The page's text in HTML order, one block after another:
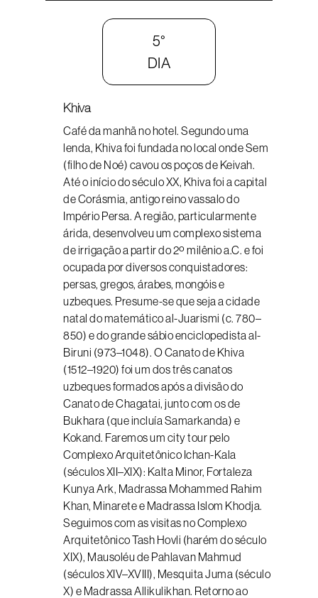
5°
DIA
Khiva
Café da manhã no hotel. Segundo uma
lenda, Khiva foi fundada no local onde Sem
(filho de Noé) cavou os poços de Keivah.
Até o início do século XX, Khiva foi a capital
de Corásmia, antigo reino vassalo do
Império Persa. A região, particularmente
árida, desenvolveu um complexo sistema
de irrigação a partir do 2º milênio a.C. e foi
ocupada por diversos conquistadores:
persas, gregos, árabes, mongóis e
uzbeques. Presume-se que seja a cidade
natal do matemático al-Juarismi (c. 780–
850) e do grande sábio enciclopedista al-
Biruni (973–1048). O Canato de Khiva
(1512–1920) foi um dos três canatos
uzbeques formados após a divisão do
Canato de Chagatai, junto com os de
Bukhara (que incluía Samarkanda) e
Kokand. Faremos um city tour pelo
Complexo Arquitetônico Ichan-Kala
(séculos XII–XIX): Kalta Minor, Fortaleza
Kunya Ark, Madrassa Mohammed Rahim
Khan, Minarete e Madrassa Islom Khodja.
Seguimos com as visitas no Complexo
Arquitetônico Tash Hovli (harém do século
XIX), Mausoléu de Pahlavan Mahmud
(séculos XIV–XVIII), Mesquita Juma (século
X) e Madrassa Allikulikhan. Retorno ao